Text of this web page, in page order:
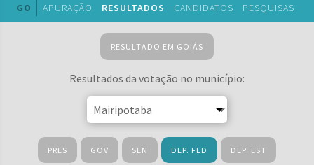
GO APURAÇÃO RESULTADOS CANDIDATOS PESQUISAS
RESULTADO EM GOIÁS
Resultados da votação no município:
PRES GOV SEN DEP. FED DEP. EST